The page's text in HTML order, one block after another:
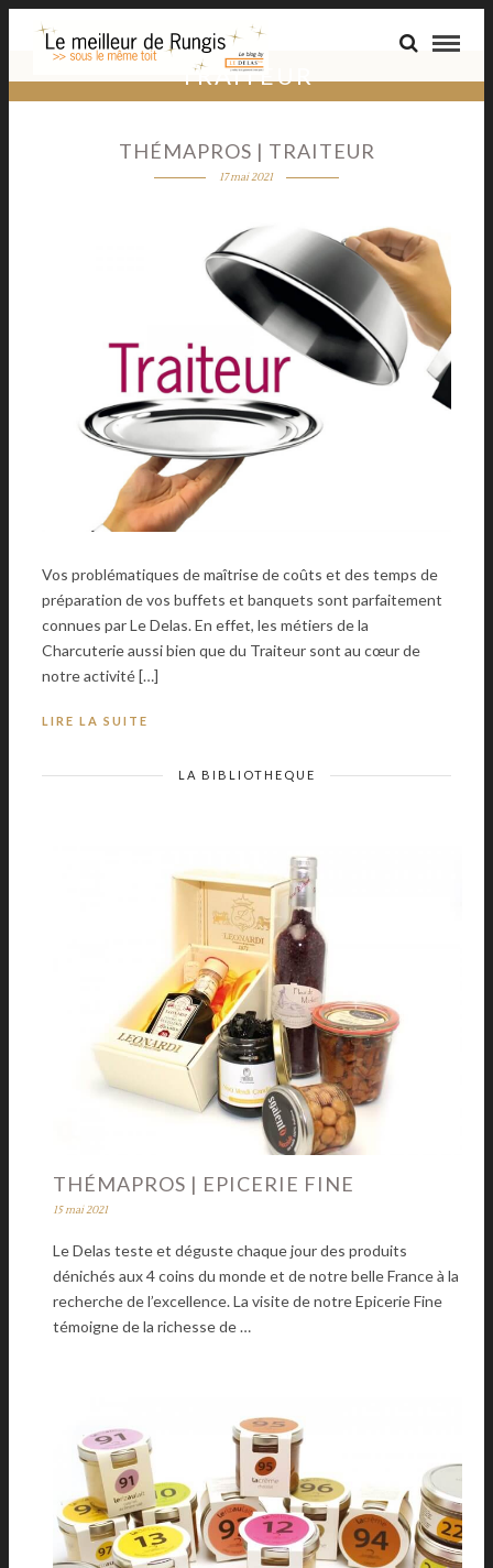
TRAITEUR
THÉMAPROS | TRAITEUR
17 mai 2021
Vos problématiques de maîtrise de coûts et des temps de
préparation de vos buffets et banquets sont parfaitement
connues par Le Delas. En effet, les métiers de la
Charcuterie aussi bien que du Traiteur sont au cœur de
notre activité […]
LIRE LA SUITE
LA BIBLIOTHEQUE
THÉMAPROS | EPICERIE FINE
15 mai 2021
Le Delas teste et déguste chaque jour des produits
dénichés aux 4 coins du monde et de notre belle France à la
recherche de l’excellence. La visite de notre Epicerie Fine
témoigne de la richesse de …